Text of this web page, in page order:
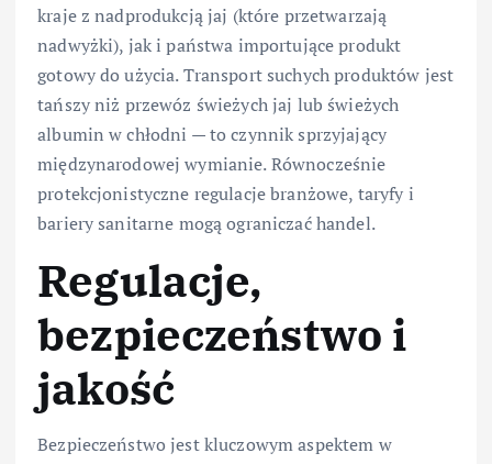
kraje z nadprodukcją jaj (które przetwarzają
nadwyżki), jak i państwa importujące produkt
gotowy do użycia. Transport suchych produktów jest
tańszy niż przewóz świeżych jaj lub świeżych
albumin w chłodni — to czynnik sprzyjający
międzynarodowej wymianie. Równocześnie
protekcjonistyczne regulacje branżowe, taryfy i
bariery sanitarne mogą ograniczać handel.
Regulacje,
bezpieczeństwo i
jakość
Bezpieczeństwo jest kluczowym aspektem w